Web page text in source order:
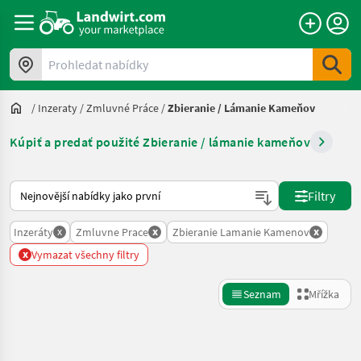
Prohledat nabídky
/ Inzeraty /Zmluvné Práce /Zbieranie / Lámanie Kameňov
Kúpiť a predať použité Zbieranie / lámanie kameňov
Takto se řadí nabídky na Landwirt.com
Filtry
Inzeráty x Zmluvne Prace x Zbieranie Lamanie Kamenov x
x Vymazat všechny filtry
Seznam Mřížka